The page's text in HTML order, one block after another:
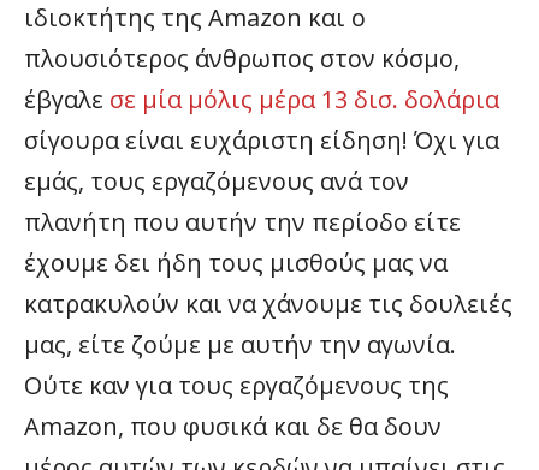
ιδιοκτήτης της Amazon και ο
πλουσιότερος άνθρωπος στον κόσμο,
έβγαλε σε μία μόλις μέρα 13 δισ. δολάρια
σίγουρα είναι ευχάριστη είδηση! Όχι για
εμάς, τους εργαζόμενους ανά τον
πλανήτη που αυτήν την περίοδο είτε
έχουμε δει ήδη τους μισθούς μας να
κατρακυλούν και να χάνουμε τις δουλειές
μας, είτε ζούμε με αυτήν την αγωνία.
Ούτε καν για τους εργαζόμενους της
Amazon, που φυσικά και δε θα δουν